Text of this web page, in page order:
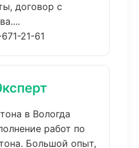
договор с
21-61
в Вологда
работ по
Большой опыт,